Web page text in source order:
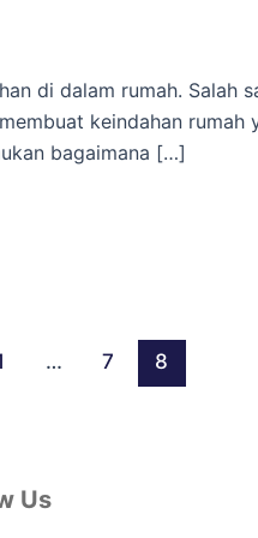
di dalam rumah. Salah
keindahan rumah
bagaimana […]
… 7 8
Us